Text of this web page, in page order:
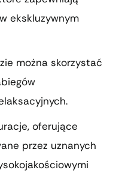
ekskluzywnym
można skorzystać
oferujące
przez uznanych